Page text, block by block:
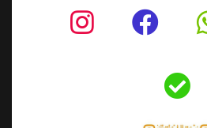
fab
fa-
whatsapp
fab
fab